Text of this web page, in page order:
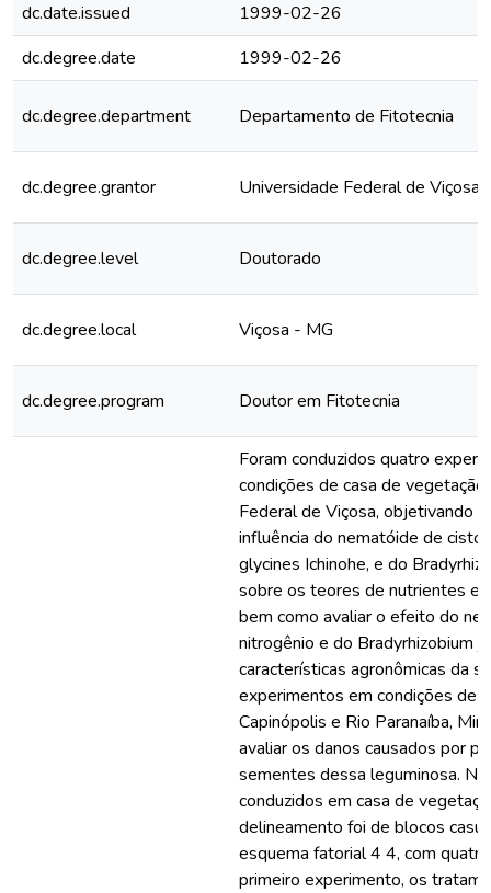
dc.date.issued
1999-02-26
dc.degree.date
1999-02-26
dc.degree.department Departamento de Fitotecnia
dc.degree.grantor Universidade Federal de Viçosa
dc.degree.level Doutorado
dc.degree.local Viçosa - MG
dc.degree.program Doutor em Fitotecnia
Foram conduzidos quatro
condições de casa de
Federal de Viçosa, objetivando
influência do nematóide de
glycines Ichinohe, e do
sobre os teores de nutrientes
bem como avaliar o efeito do
nitrogênio e do Bradyrhizobium
características agronômicas da
experimentos em condições de
Capinópolis e Rio Paranaíba,
avaliar os danos causados por
sementes dessa leguminosa.
conduzidos em casa de
delineamento foi de blocos
esquema fatorial 4 4, com
primeiro experimento, os